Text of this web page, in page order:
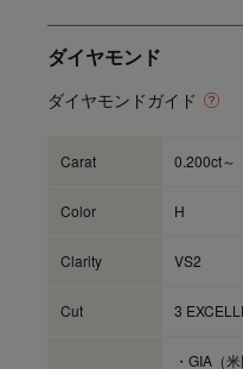
ダイヤモンド
ダイヤモンドガイド
Carat 0.200ct～
Color H
Clarity VS2
Cut 3
・GIA（